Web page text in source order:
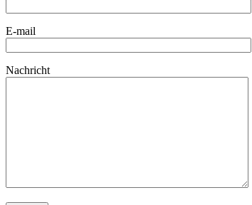
E-mail
Nachricht